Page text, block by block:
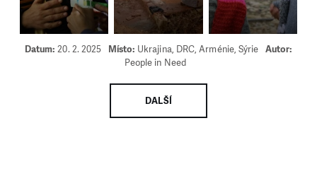
Datum:20. 2. 2025 Místo: Ukrajina, DRC, Arménie, Sýrie Autor:
People in Need
DALŠÍ